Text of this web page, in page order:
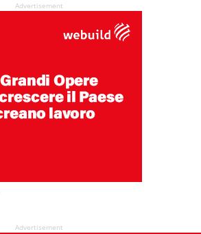
Advertisement
Advertisement